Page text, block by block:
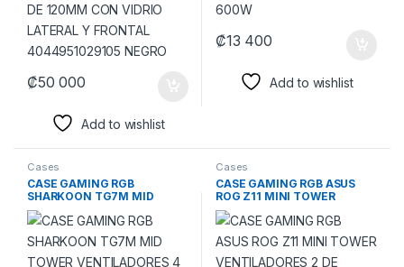
₡50 000
Add to wishlist
₡13 400
Add to wishlist
Cases
CASE GAMING RGB
SHARKOON TG7M MID
TOWER VENTILADORES 4 DE
120MM CON VIDRIO
LATERAL Y MALLA
FRONTAL4044951035069
NEGRO
Cases
CASE GAMING RGB ASUS
ROG Z11 MINI TOWER
VENTILADORES 2 DE 120MM
90DC00B0-B30000 NEGRO